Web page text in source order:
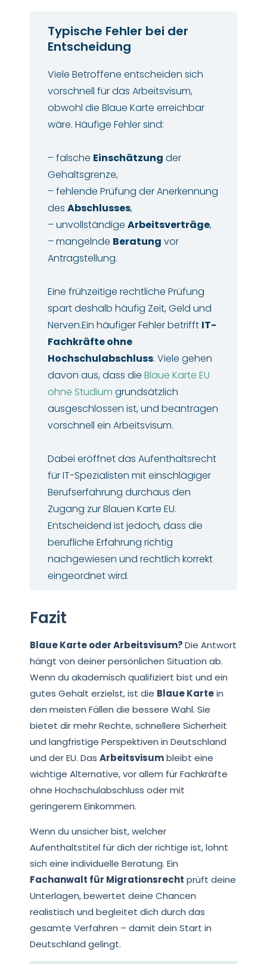
Typische Fehler bei der
Entscheidung
Viele Betroffene entscheiden sich
vorschnell für das Arbeitsvisum,
obwohl die Blaue Karte erreichbar
wäre. Häufige Fehler sind:
– falsche Einschätzung der
Gehaltsgrenze,
– fehlende Prüfung der Anerkennung
des Abschlusses,
– unvollständige Arbeitsverträge,
– mangelnde Beratung vor
Antragstellung.
Eine frühzeitige rechtliche Prüfung
spart deshalb häufig Zeit, Geld und
Nerven.Ein häufiger Fehler betrifft IT-
Fachkräfte ohne
Hochschulabschluss. Viele gehen
davon aus, dass die Blaue Karte EU
ohne Studium grundsätzlich
ausgeschlossen ist, und beantragen
vorschnell ein Arbeitsvisum.
Dabei eröffnet das Aufenthaltsrecht
für IT-Spezialisten mit einschlägiger
Berufserfahrung durchaus den
Zugang zur Blauen Karte EU.
Entscheidend ist jedoch, dass die
berufliche Erfahrung richtig
nachgewiesen und rechtlich korrekt
eingeordnet wird.
Fazit
Blaue Karte oder Arbeitsvisum?Die Antwort
hängt von deiner persönlichen Situation ab.
Wenn du akademisch qualifiziert bist und ein
gutes Gehalt erzielst, ist die Blaue Kartein
den meisten Fällen die bessere Wahl. Sie
bietet dir mehr Rechte, schnellere Sicherheit
und langfristige Perspektiven in Deutschland
und der EU. Das Arbeitsvisumbleibt eine
wichtige Alternative, vor allem für Fachkräfte
ohne Hochschulabschluss oder mit
geringerem Einkommen.
Wenn du unsicher bist, welcher
Aufenthaltstitel für dich der richtige ist, lohnt
sich eine individuelle Beratung. Ein
Fachanwalt für Migrationsrecht prüft deine
Unterlagen, bewertet deine Chancen
realistisch und begleitet dich durch das
gesamte Verfahren – damit dein Start in
Deutschland gelingt.